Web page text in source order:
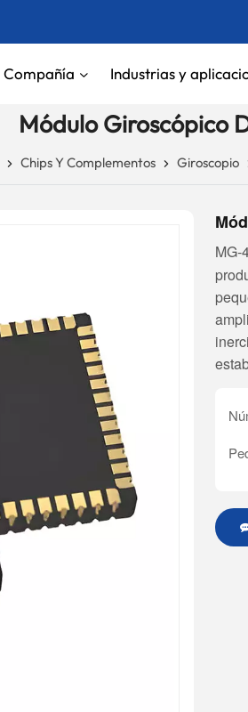
Compañía Industrias y
Módulo Giroscópico
Chips Y Complementos Giroscopio
MG-